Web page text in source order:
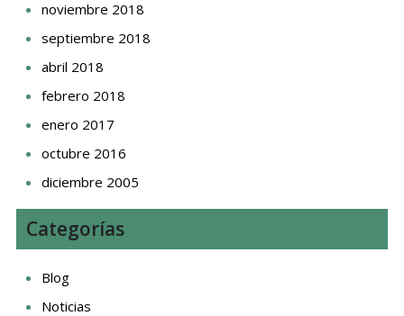
noviembre 2018
septiembre 2018
abril 2018
febrero 2018
enero 2017
octubre 2016
diciembre 2005
Categorías
Blog
Noticias